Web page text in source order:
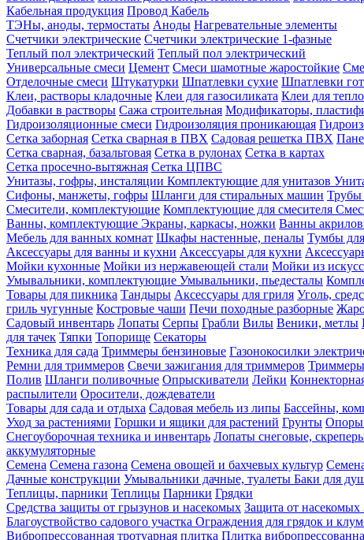
Кабельная продукция Провод Кабель
ТЭНы, аноды, термостаты Аноды Нагревательные элементы
Счетчики электрические Счетчики электрические 1-фазные
Теплый пол электрический Теплый пол электрический
Универсальные смеси Цемент Смеси шамотные жаростойкие
Отделочные смеси Штукатурки Шпатлевки сухие Шпатлевки
Клеи, растворы кладочные Клеи для газосиликата Клеи для
Добавки в растворы Сажа строительная Модификаторы,
Гидроизоляционные смеси Гидроизоляция проникающая
Сетка заборная Сетка сварная в ПВХ Садовая решетка ПВХ
Сетка сварная, базальтовая Сетка в рулонах Сетка в картах
Сетка просечно-вытяжная Сетка ЦПВС
Унитазы, гофры, инсталяции Комплектующие для унитазов
Сифоны, манжеты, гофры Шланги для стиральных машин
Смесители, комплектующие Комплектующие для смесителя
Ванны, комплектующие Экраны, каркасы, ножки Ванны
Мебель для ванных комнат Шкафы настенные, пеналы Тумбы
Аксессуары для ванны и кухни Аксессуары для кухни
Мойки кухонные Мойки из нержавеющей стали Мойки из
Умывальники, комплектующие Умывальники, пьедесталы
Товары для пикника Тандыры Аксессуары для гриля Уголь,
гриль чугунные Костровые чаши Печи походные разборные
Садовый инвентарь Лопаты Серпы Грабли Вилы Веники, метлы
для тачек Тяпки Топорище Секаторы
Техника для сада Триммеры бензиновые Газонокосилки
Ремни для триммеров Свечи зажигания для триммеров Триммеры
Полив Шланги поливочные Опрыскиватели Лейки
распылители Оросители, дождеватели
Товары для сада и отдыха Садовая мебель из липы Бассейны,
Уход за растениями Горшки и ящики для растений Грунты Опоры
Снегоуборочная техника и инвентарь Лопаты снеговые,
аккумуляторные
Семена Семена газона Семена овощей и бахчевых культур
Дачные конструкции Умывальники дачные, туалеты Баки для
Теплицы, парники Теплицы Парники Грядки
Средства защиты от грызунов и насекомых Защита от насекомых
Благоуствойство садового участка Ограждения для грядок и
Вибропрессованная тротуарная плитка Плитка